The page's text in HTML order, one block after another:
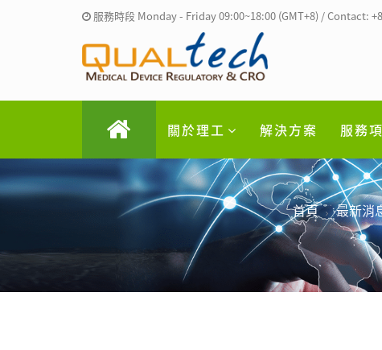
服務時段 Monday - Friday 09:00~18:00 (GMT+8) / Contact:
關於理工 解決方案 服務
首頁 最新消